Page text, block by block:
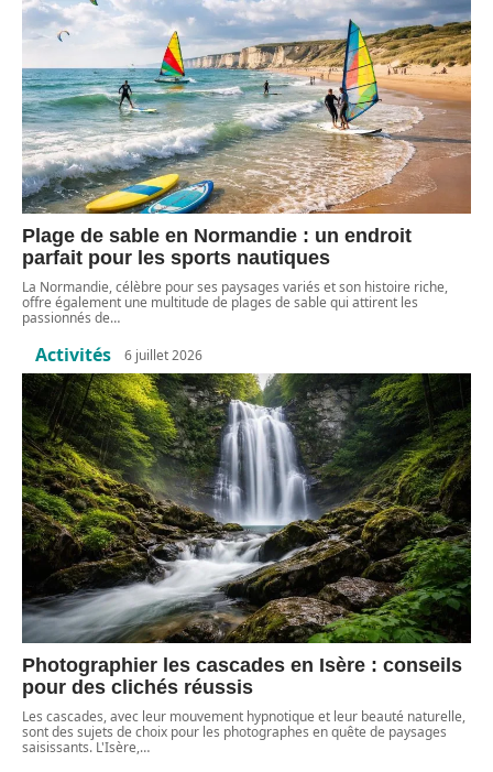
Plage de sable en Normandie : un endroit
parfait pour les sports nautiques
La Normandie, célèbre pour ses paysages variés et son histoire riche,
offre également une multitude de plages de sable qui attirent les
passionnés de…
Activités 6 juillet 2026
Photographier les cascades en Isère : conseils
pour des clichés réussis
Les cascades, avec leur mouvement hypnotique et leur beauté naturelle,
sont des sujets de choix pour les photographes en quête de paysages
saisissants. L'Isère,…